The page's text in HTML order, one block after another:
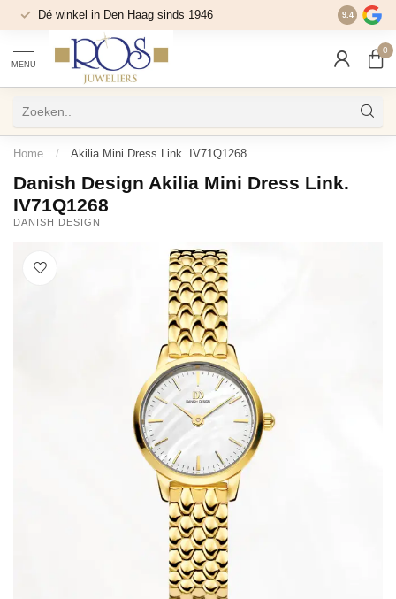
Dé winkel in Den Haag sinds 1946 9.4
MENU
0
Home / Akilia Mini Dress Link. IV71Q1268
Danish Design Akilia Mini Dress Link.
IV71Q1268
DANISH DESIGN